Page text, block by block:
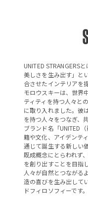
UNITED STRANGERS
美しさを生み出す」と
合させたインテリアを
モロウスキーは、世界
ティティを持つ人々と
に取り入れました。彼
を持つ人々をつなぎ、
ブランド名「UNITED
籍や文化、アイデンテ
通じて誕生する新しい
既成概念にとらわれず
を創り出すことを目指
人々が自然とつながる
造の喜びを生み出して
ドフィロソフィーです。